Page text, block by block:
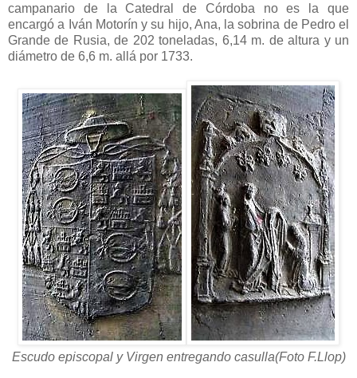
campanario de la Catedral de Córdoba no es la que
encargó a Iván Motorín y su hijo, Ana, la sobrina de Pedro el
Grande de Rusia, de 202 toneladas, 6,14 m. de altura y un
diámetro de 6,6 m. allá por 1733.
Escudo episcopal y Virgen entregando casulla(Foto F.Llop)